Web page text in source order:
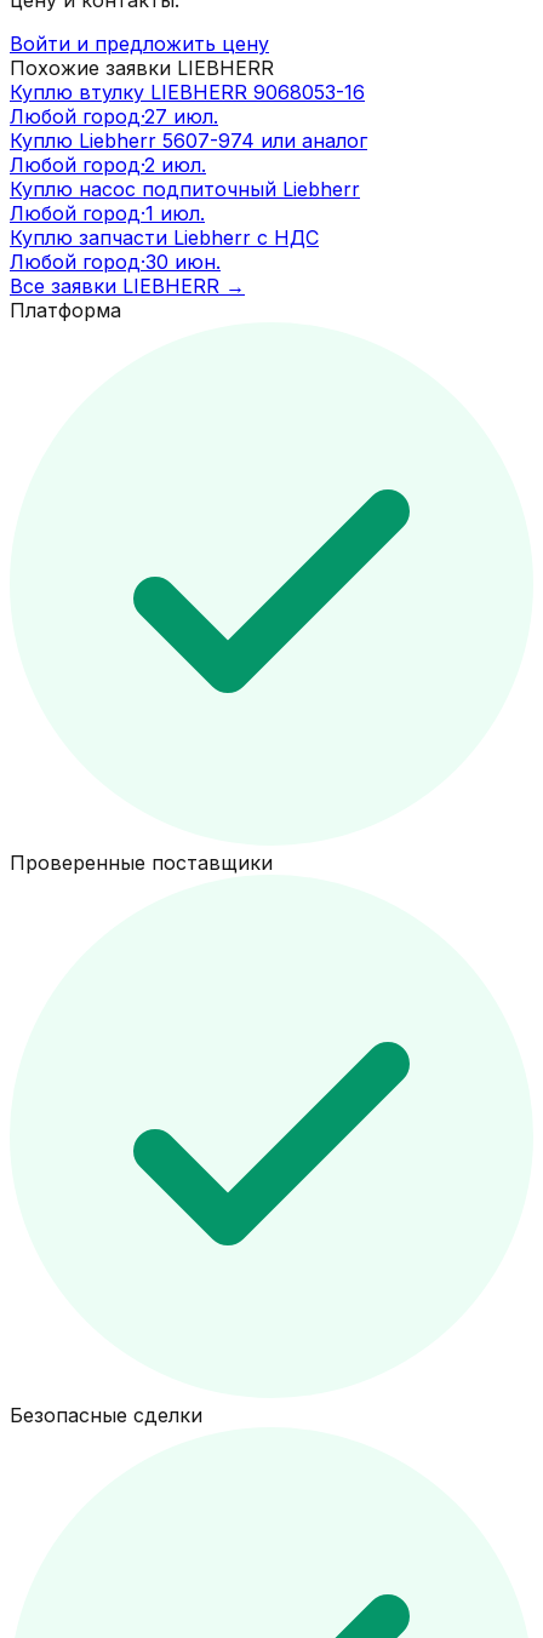
Войти и предложить цену
Похожие заявки LIEBHERR
Куплю втулку LIEBHERR 9068053-16
Любой город·27 июл.
Куплю Liebherr 5607-974 или аналог
Любой город·2 июл.
Куплю насос подпиточный Liebherr
Любой город·1 июл.
Куплю запчасти Liebherr с НДС
Любой город·30 июн.
Все заявки LIEBHERR →
Платформа
Проверенные поставщики
Безопасные сделки